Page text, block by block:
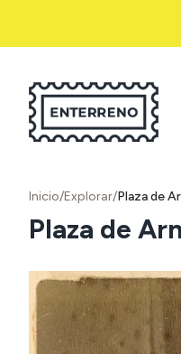
Inicio/Explorar/Plaza de
Plaza de